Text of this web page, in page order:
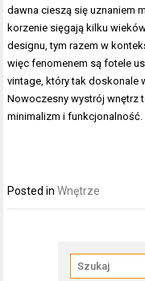
dawna cieszą się uznaniem
korzenie sięgają kilku
designu, tym razem w
więc fenomenem są fotele
vintage, który tak doskonale
Nowoczesny wystrój wnętrz
minimalizm i
Posted inWnętrze